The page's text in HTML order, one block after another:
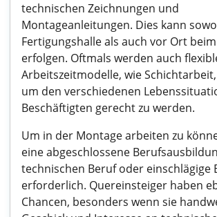
technischen Zeichnungen und
Montageanleitungen. Dies kann
Fertigungshalle als auch vor Ort
erfolgen. Oftmals werden auch
Arbeitszeitmodelle, wie
um den verschiedenen
Beschäftigten gerecht zu werden.
Um in der Montage arbeiten zu
eine abgeschlossene
technischen Beruf oder einschlägige
erforderlich. Quereinsteiger haben
Chancen, besonders wenn sie